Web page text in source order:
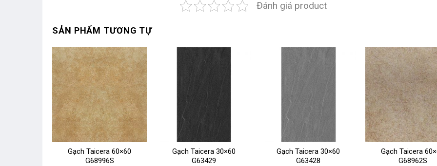
Đánh giá product
SẢN PHẨM TƯƠNG TỰ
Gạch Taicera 60×60
G68996S
Gạch Taicera 30×60
G63429
Gạch Taicera 30×60
G63428
Gạch Taicera
G68962S